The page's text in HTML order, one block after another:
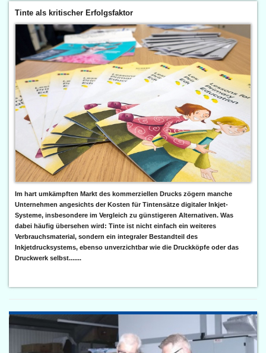
Tinte als kritischer Erfolgsfaktor
Im hart umkämpften Markt des kommerziellen Drucks zögern manche
Unternehmen angesichts der Kosten für Tintensätze digitaler Inkjet-
Systeme, insbesondere im Vergleich zu günstigeren Alternativen. Was
dabei häufig übersehen wird: Tinte ist nicht einfach ein weiteres
Verbrauchsmaterial, sondern ein integraler Bestandteil des
Inkjetdrucksystems, ebenso unverzichtbar wie die Druckköpfe oder das
Druckwerk selbst.......